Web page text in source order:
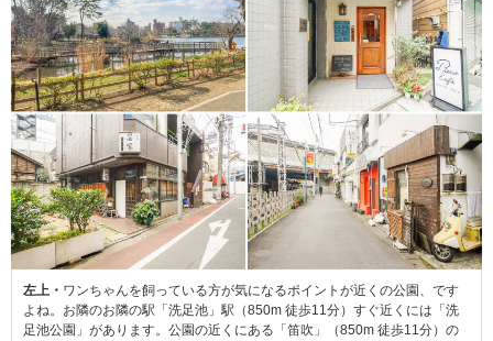
左上・ ワンちゃんを飼っている方が気になるポイントが近くの公園、です
よね。お隣のお隣の駅「洗足池」駅（850m 徒歩11分）すぐ近くには「洗
足池公園」があります。公園の近くにある「笛吹」（850m 徒歩11分）の